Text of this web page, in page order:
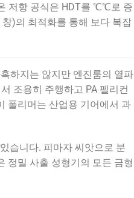
저항 공식은 HDT를 ℃℃로 증
)의 최적화를 통해 보다 복잡
하지는 않지만 엔진룸의 열파
조용히 주행하고 PA 펠리컨
폴리머는 산업용 기어에서 과
습니다. 피마자 씨앗으로 분
정밀 사출 성형기의 모든 금형